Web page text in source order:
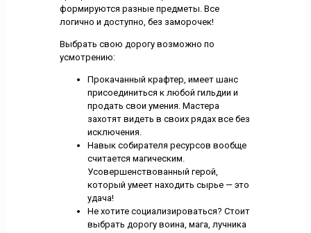
формируются разные предметы. Все
логично и доступно, без заморочек!
Выбрать свою дорогу возможно по
усмотрению:
Прокачанный крафтер, имеет шанс
присоединиться к любой гильдии и
продать свои умения. Мастера
захотят видеть в своих рядах все без
исключения.
Навык собирателя ресурсов вообще
считается магическим.
Усовершенствованный герой,
который умеет находить сырье — это
удача!
Не хотите социализироваться? Стоит
выбрать дорогу воина, мага, лучника